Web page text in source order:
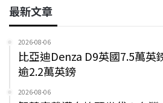
最新文章
2026-08-06
比亞迪Denza D9英國7.5萬英
逾2.2萬英鎊
2026-08-06